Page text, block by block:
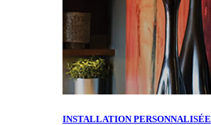
INSTALLATION PERSONNALISÉE